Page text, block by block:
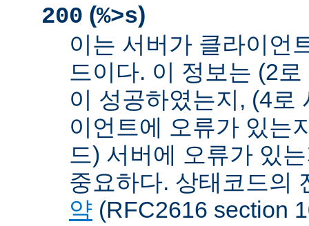
200 (%>s)
이는 서버가 클라이언
드이다. 이 정보는 (2
이 성공하였는지, (4로
이언트에 오류가 있는
드) 서버에 오류가 있
중요하다. 상태코드의
약 (RFC2616 section